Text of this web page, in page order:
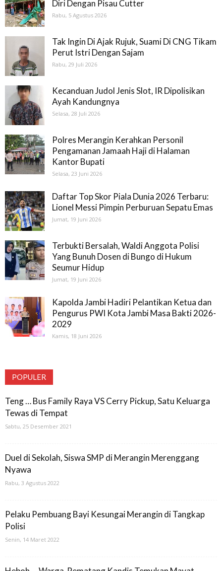
Diri Dengan Pisau Cutter
Rabu, 5 Agustus 2026
Tak Ingin Di Ajak Rujuk, Suami Di CNG Tikam
Perut Istri Dengan Sajam
Rabu, 29 Juli 2026
Kecanduan Judol Jenis Slot, IR Dipolisikan
Ayah Kandungnya
Selasa, 28 Juli 2026
Polres Merangin Kerahkan Personil
Pengamanan Jamaah Haji di Halaman
Kantor Bupati
Selasa, 23 Juni 2026
Daftar Top Skor Piala Dunia 2026 Terbaru:
Lionel Messi Pimpin Perburuan Sepatu Emas
Jumat, 19 Juni 2026
Terbukti Bersalah, Waldi Anggota Polisi
Yang Bunuh Dosen di Bungo di Hukum
Seumur Hidup
Jumat, 19 Juni 2026
Kapolda Jambi Hadiri Pelantikan Ketua dan
Pengurus PWI Kota Jambi Masa Bakti 2026-
2029
Kamis, 18 Juni 2026
POPULER
Teng … Bus Family Raya VS Cerry Pickup, Satu Keluarga
Tewas di Tempat
Sabtu, 25 Desember 2021
Duel di Sekolah, Siswa SMP di Merangin Merenggang
Nyawa
Rabu, 3 Agustus 2022
Pelaku Pembuang Bayi Kesungai Merangin di Tangkap
Polisi
Senin, 14 Maret 2022